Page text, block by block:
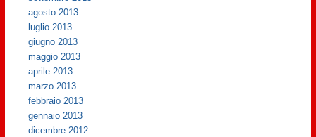
agosto 2013
luglio 2013
giugno 2013
maggio 2013
aprile 2013
marzo 2013
febbraio 2013
gennaio 2013
dicembre 2012